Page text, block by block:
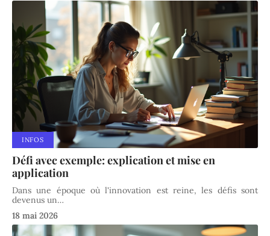
INFOS
Défi avec exemple: explication et mise en
application
Dans une époque où l'innovation est reine, les défis sont
devenus un…
18 mai 2026